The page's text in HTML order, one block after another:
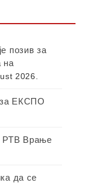
позив за
на
2026.
за ЕКСПО
РТВ Врање
да се